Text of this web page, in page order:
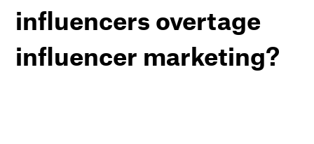
influencers overtage
influencer marketing?